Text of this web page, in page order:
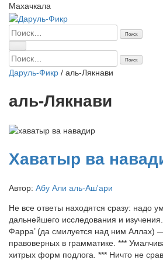
Махачкала
Найти:
Найти:
Даруль-Фикр / аль-Лякнави
аль-Лякнави
Хаватыр ва
Автор: Абу Али аль-Аш'ари
Не все ответы находятся сразу: надо
дальнейшего исследования и
Фарра’ (да смилуется над ним Аллах)
правоверных в грамматике. ***
хитрых форм подлога. *** Ничто не